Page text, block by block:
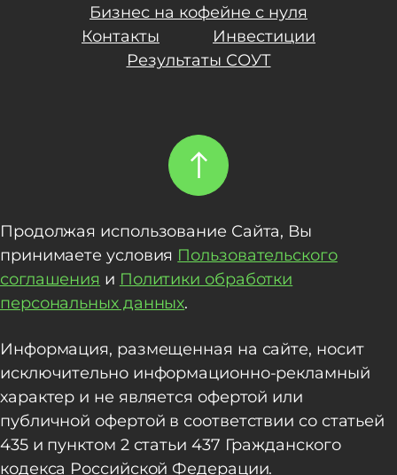
Бизнес на кофейне с нуля
Контакты
Инвестиции
Результаты СОУТ
Продолжая использование Сайта, Вы
принимаете условия Пользовательского
соглашения и Политики обработки
персональных данных.
Информация, размещенная на сайте, носит
исключительно информационно-рекламный
характер и не является офертой или
публичной офертой в соответствии со статьей
435 и пунктом 2 статьи 437 Гражданского
кодекса Российской Федерации.